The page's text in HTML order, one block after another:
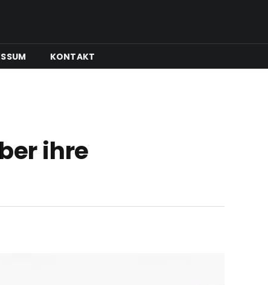
KONTAKT
ihre